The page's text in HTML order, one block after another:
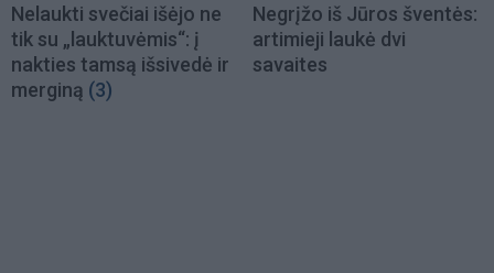
Nelaukti svečiai išėjo ne
tik su „lauktuvėmis“: į
nakties tamsą išsivedė ir
merginą (3)
Negrįžo iš Jūros šventės:
artimieji laukė dvi
savaites